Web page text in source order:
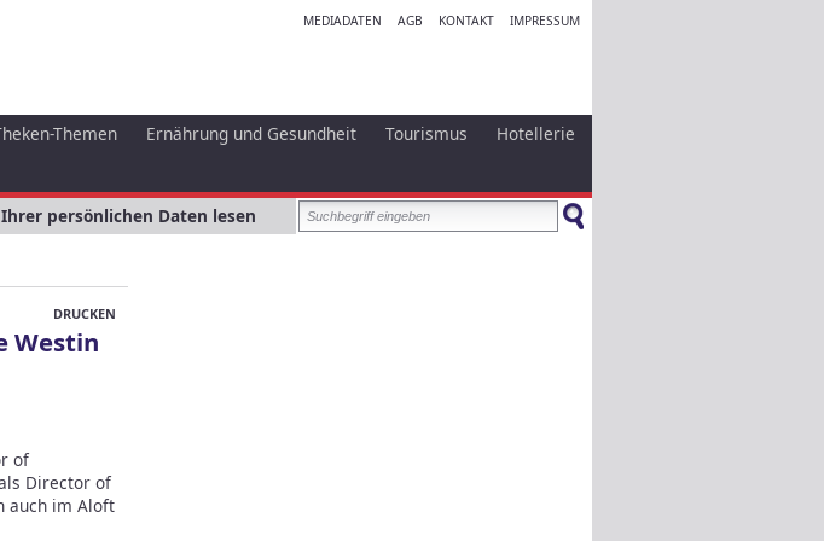
MEDIADATEN AGB KONTAKT IMPRESSUM
Themen Ernährung und Gesundheit Tourismus
Hotellerie
persönlichen Daten lesen
DRUCKEN
Westin
of
Director of
auch im Aloft